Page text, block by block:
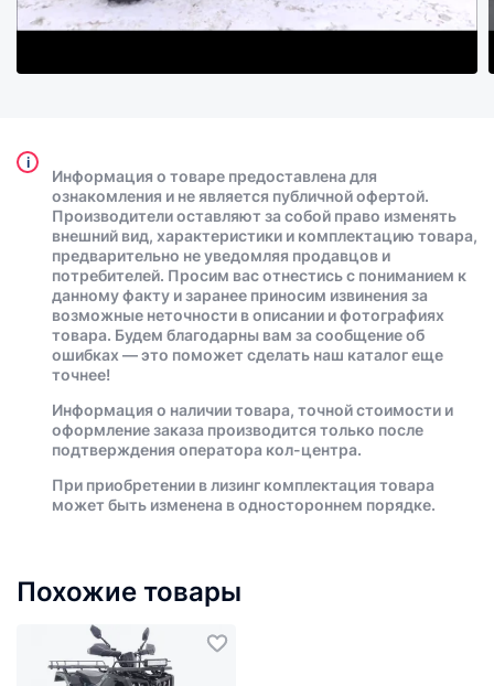
i
Информация о товаре предоставлена для
ознакомления и не является публичной офертой.
Производители оставляют за собой право изменять
внешний вид, характеристики и комплектацию товара,
предварительно не уведомляя продавцов и
потребителей. Просим вас отнестись с пониманием к
данному факту и заранее приносим извинения за
возможные неточности в описании и фотографиях
товара. Будем благодарны вам за сообщение об
ошибках — это поможет сделать наш каталог еще
точнее!
Информация о наличии товара, точной стоимости и
оформление заказа производится только после
подтверждения оператора кол-центра.
При приобретении в лизинг комплектация товара
может быть изменена в одностороннем порядке.
Похожие товары